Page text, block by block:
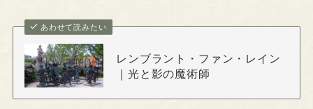
あわせて読みたい
レンブラント・ファン・レイン
｜光と影の魔術師